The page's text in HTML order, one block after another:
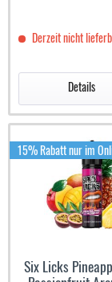
Derzeit nicht
Details
15% Rabatt nur im
Six Licks